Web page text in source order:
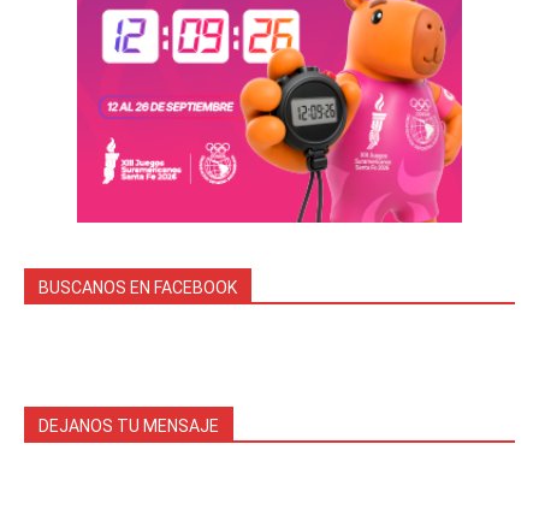
BUSCANOS EN FACEBOOK
DEJANOS TU MENSAJE